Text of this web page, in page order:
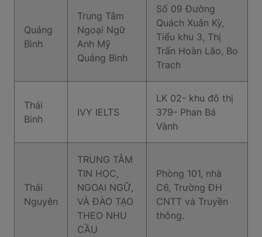
Quảng
Bình
Trung Tâm
Ngoại Ngữ
Anh Mỹ
Quảng Bình
Số 09 Đường
Quách Xuân Kỳ,
Tiểu khu 3, Thị
Trấn Hoàn Lão, Bo
Trach
Thái
Binh
IVY IELTS
LK 02- khu đô thị
379- Phan Bá
Vành
Thái
Nguyên
TRUNG TÂM
TIN HỌC,
NGOẠI NGỮ,
VÀ ĐÀO TẠO
THEO NHU
CẦU
Phòng 101, nhà
C6, Trường ĐH
CNTT và Truyền
thông.